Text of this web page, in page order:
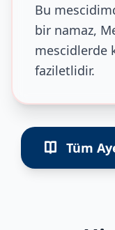
Bu
bir namaz,
mescidlerde
faziletlidir.
Tüm